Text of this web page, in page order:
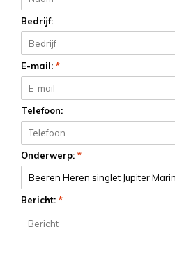
Bedrijf:
E-mail: *
Telefoon:
Onderwerp: *
Bericht: *